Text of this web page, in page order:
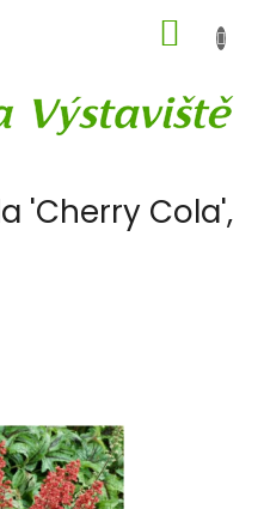
KOŠÍK
'Cherry Cola',